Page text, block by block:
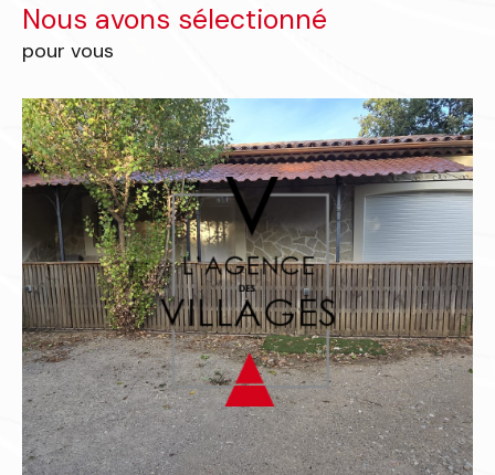
Nous avons sélectionné
pour vous